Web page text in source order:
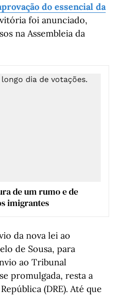
do essencial da
foi anunciado,
na Assembleia da
de um rumo e de
imigrantes
da nova lei ao
de Sousa, para
ao Tribunal
promulgada, resta a
(DRE). Até que